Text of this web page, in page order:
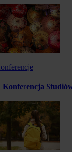
Konferencja